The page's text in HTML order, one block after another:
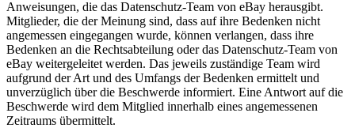
Anweisungen, die das Datenschutz-Team von eBay herausgibt.
Mitglieder, die der Meinung sind, dass auf ihre Bedenken nicht
angemessen eingegangen wurde, können verlangen, dass ihre
Bedenken an die Rechtsabteilung oder das Datenschutz-Team von
eBay weitergeleitet werden. Das jeweils zuständige Team wird
aufgrund der Art und des Umfangs der Bedenken ermittelt und
unverzüglich über die Beschwerde informiert. Eine Antwort auf die
Beschwerde wird dem Mitglied innerhalb eines angemessenen
Zeitraums übermittelt.